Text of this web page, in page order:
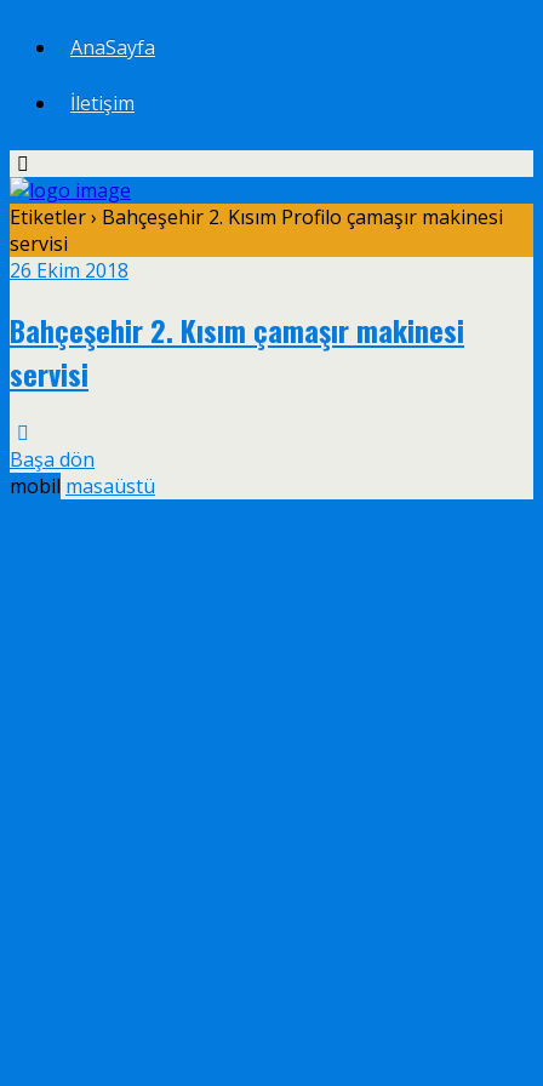
AnaSayfa
İletişim
Etiketler › Bahçeşehir 2. Kısım Profilo çamaşır makinesi
servisi
26 Ekim 2018
Bahçeşehir 2. Kısım çamaşır makinesi
servisi
Başa dön
mobil masaüstü